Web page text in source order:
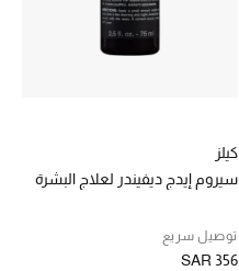
كيلز
سيروم إيدج ديفيندر لعلاج البشرة
توصيل سريع
SAR 356